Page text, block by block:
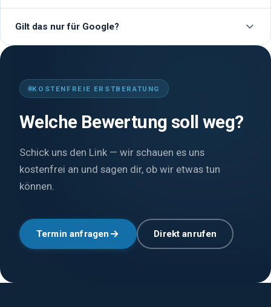
etwas länger dauern. Wir halten dich laufend auf dem
das weitere Vorgehen — zum Beispiel eine strategische,
professionelle Antwort, die den Eindruck für potenzielle
Gilt das nur für Google?
dem passenden Prozess.
KOSTENFREIE ERSTBERATUNG
Welche Bewertung soll weg?
Schick uns den Link — wir schauen es uns
kostenfrei an und sagen dir, ob wir etwas tun
können.
Termin anfragen Direkt anrufen